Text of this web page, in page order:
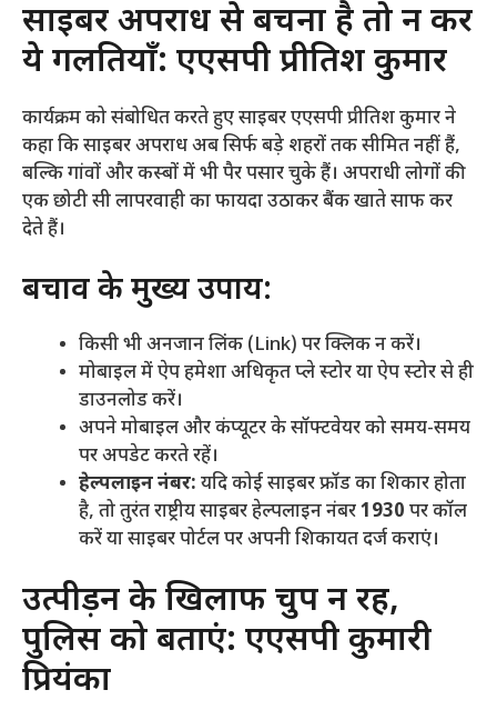
​साइबर अपराध से बचना है तो न करें
ये गलतियाँ: एएसपी प्रीतिश कुमार
​कार्यक्रम को संबोधित करते हुए साइबर एएसपी प्रीतिश कुमार ने
कहा कि साइबर अपराध अब सिर्फ बड़े शहरों तक सीमित नहीं हैं,
बल्कि गांवों और कस्बों में भी पैर पसार चुके हैं। अपराधी लोगों की
एक छोटी सी लापरवाही का फायदा उठाकर बैंक खाते साफ कर
देते हैं।
​बचाव के मुख्य उपाय:
​किसी भी अनजान लिंक (Link) पर क्लिक न करें।
​मोबाइल में ऐप हमेशा अधिकृत प्ले स्टोर या ऐप स्टोर से ही
डाउनलोड करें।
​अपने मोबाइल और कंप्यूटर के सॉफ्टवेयर को समय-समय
पर अपडेट करते रहें।
हेल्पलाइन नंबर: यदि कोई साइबर फ्रॉड का शिकार होता
है, तो तुरंत राष्ट्रीय साइबर हेल्पलाइन नंबर1930 पर कॉल
करें या साइबर पोर्टल पर अपनी शिकायत दर्ज कराएं।
​उत्पीड़न के खिलाफ चुप न रहें,
पुलिस को बताएं: एएसपी कुमारी
प्रियंका